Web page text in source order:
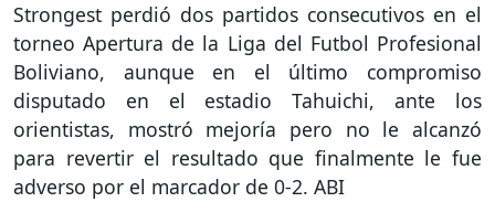
Strongest perdió dos partidos consecutivos en el
torneo Apertura de la Liga del Futbol Profesional
Boliviano, aunque en el último compromiso
disputado en el estadio Tahuichi, ante los
orientistas, mostró mejoría pero no le alcanzó
para revertir el resultado que finalmente le fue
adverso por el marcador de 0-2. ABI